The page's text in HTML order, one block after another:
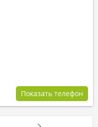
Показать телефон